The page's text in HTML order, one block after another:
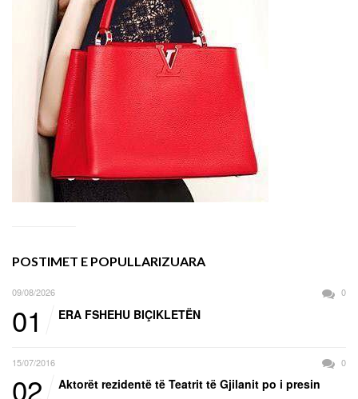
POSTIMET E POPULLARIZUARA
09/08/2026 0
01 ERA FSHEHU BIÇIKLETËN
15/07/2016 0
02
Aktorët rezidentë të Teatrit të Gjilanit po i presin